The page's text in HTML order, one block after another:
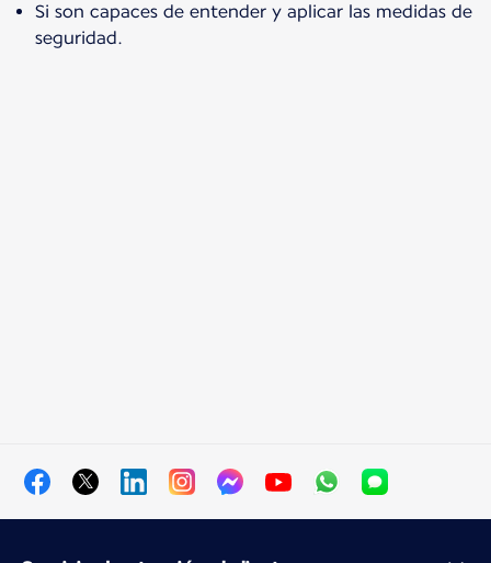
Si son capaces de entender y aplicar las medidas de
seguridad.